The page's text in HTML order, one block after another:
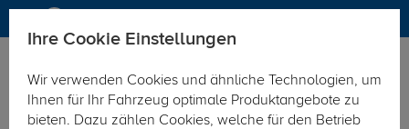
Hier geht's zur Fahrzeugübersicht: Mercedes Sprinter
Ihre Cookie Einstellungen
Wir verwenden Cookies und ähnliche Technologien, um
Ihnen für Ihr Fahrzeug optimale Produktangebote zu
bieten. Dazu zählen Cookies, welche für den Betrieb